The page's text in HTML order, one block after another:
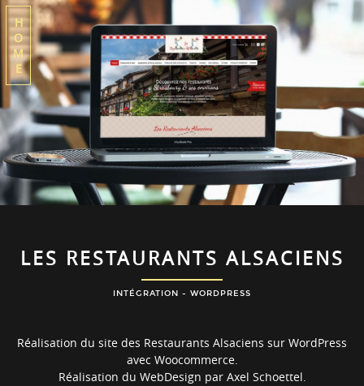
H
O
M
E
LES RESTAURANTS ALSACIENS
INTÉGRATION - WORDPRESS
Réalisation du site des Restaurants Alsaciens sur WordPress
avec Woocommerce.
Réalisation du WebDesign par Axel Schoettel.